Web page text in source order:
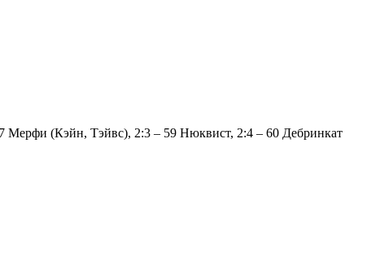
(Кэйн, Тэйвс), 2:3 – 59 Нюквист, 2:4 – 60 Дебринкат